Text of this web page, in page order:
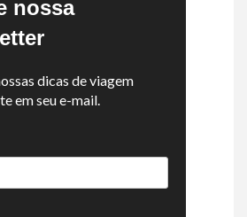
nossa
dicas de viagem
em seu e-mail.